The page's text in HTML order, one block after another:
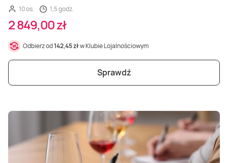
10 os.
1,5 godz.
2 849,00 zł
Odbierz od142,45 złw Klubie Lojalnościowym
Sprawdź